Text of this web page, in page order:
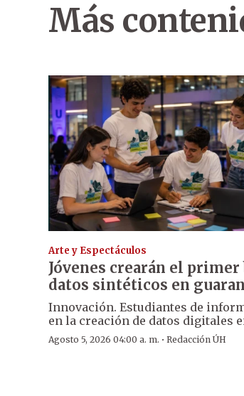
Más
Arte y Espectáculos
Jóvenes crearán el primer
datos sintéticos en
Innovación. Estudiantes de
en la creación de datos digitales
Agosto 5, 2026 04:00 a. m. · Redacción ÚH